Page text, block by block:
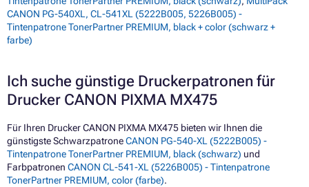
CANON PG-540XL, CL-541XL (5222B005, 5226B005) -
Tintenpatrone TonerPartner PREMIUM, black + color (schwarz +
farbe)
Ich suche günstige Druckerpatronen für
Drucker CANON PIXMA MX475
Für Ihren Drucker CANON PIXMA MX475 bieten wir Ihnen die
günstigste SchwarzpatroneCANON PG-540-XL (5222B005) -
Tintenpatrone TonerPartner PREMIUM, black (schwarz) und
Farbpatronen CANON CL-541-XL (5226B005) - Tintenpatrone
TonerPartner PREMIUM, color (farbe).